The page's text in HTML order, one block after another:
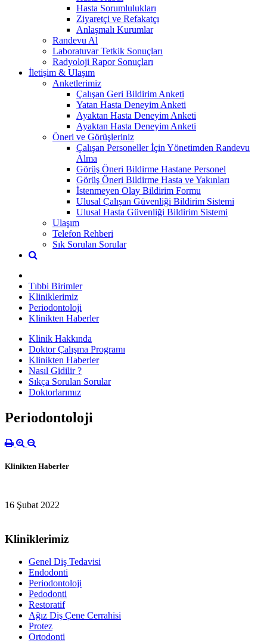
Hasta Sorumlulukları
Ziyaretçi ve Refakatçı
Anlaşmalı Kurumlar
Randevu Al
Laboratuvar Tetkik Sonuçları
Radyoloji Rapor Sonuçları
İletişim & Ulaşım
Anketlerimiz
Çalışan Geri Bildirim Anketi
Yatan Hasta Deneyim Anketi
Ayaktan Hasta Deneyim Anketi
Ayaktan Hasta Deneyim Anketi
Öneri ve Görüşleriniz
Çalışan Personeller İçin Yönetimden Randevu
Alma
Görüş Öneri Bildirme Hastane Personel
Görüş Öneri Bildirme Hasta ve Yakınları
İstenmeyen Olay Bildirim Formu
Ulusal Çalışan Güvenliği Bildirim Sistemi
Ulusal Hasta Güvenliği Bildirim Sistemi
Ulaşım
Telefon Rehberi
Sık Sorulan Sorular
Tıbbi Birimler
Kliniklerimiz
Periodontoloji
Klinikten Haberler
Klinik Hakkında
Doktor Çalışma Programı
Klinikten Haberler
Nasıl Gidilir ?
Sıkça Sorulan Sorular
Doktorlarımız
Periodontoloji
Klinikten Haberler
16 Şubat 2022
Kliniklerimiz
Genel Diş Tedavisi
Endodonti
Periodontoloji
Pedodonti
Restoratif
Ağız Diş Çene Cerrahisi
Protez
Ortodonti